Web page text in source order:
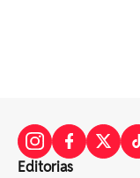
Editorias